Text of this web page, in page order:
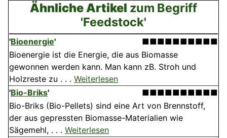
Ähnliche Artikel zum Begriff
'Feedstock'
'Bioenergie'
■■■■■■■■■■
Bioenergie ist die Energie, die aus Biomasse
gewonnen werden kann. Man kann zB. Stroh und
Holzreste zu . . . Weiterlesen
'Bio-Briks'
■■■■■■■■■■
Bio-Briks (Bio-Pellets) sind eine Art von Brennstoff,
der aus gepressten Biomasse-Materialien wie
Sägemehl, . . . Weiterlesen